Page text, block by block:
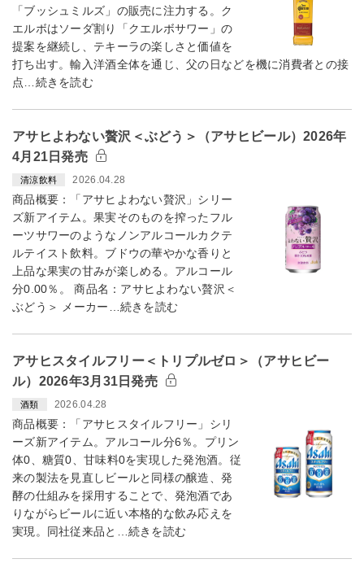
「ブッシュミルズ」の販売に注力する。ク
エルボはソーダ割り「クエルボサワー」の
提案を継続し、テキーラの楽しさと価値を
打ち出す。輸入洋酒全体を通じ、父の日などを機に消費者との接
点…続きを読む
アサヒよわない贅沢＜ぶどう＞（アサヒビール）2026年
4月21日発売
清涼飲料 2026.04.28
商品概要：「アサヒよわない贅沢」シリー
ズ新アイテム。果実そのものを搾ったフル
ーツサワーのようなノンアルコールカクテ
ルテイスト飲料。ブドウの華やかな香りと
上品な果実の甘みが楽しめる。アルコール
分0.00％。 商品名：アサヒよわない贅沢＜
ぶどう＞ メーカー…続きを読む
アサヒスタイルフリー＜トリプルゼロ＞（アサヒビー
ル）2026年3月31日発売
酒類 2026.04.28
商品概要：「アサヒスタイルフリー」シリ
ーズ新アイテム。アルコール分6％。プリン
体0、糖質0、甘味料0を実現した発泡酒。従
来の製法を見直しビールと同様の醸造、発
酵の仕組みを採用することで、発泡酒であ
りながらビールに近い本格的な飲み応えを
実現。同社従来品と…続きを読む